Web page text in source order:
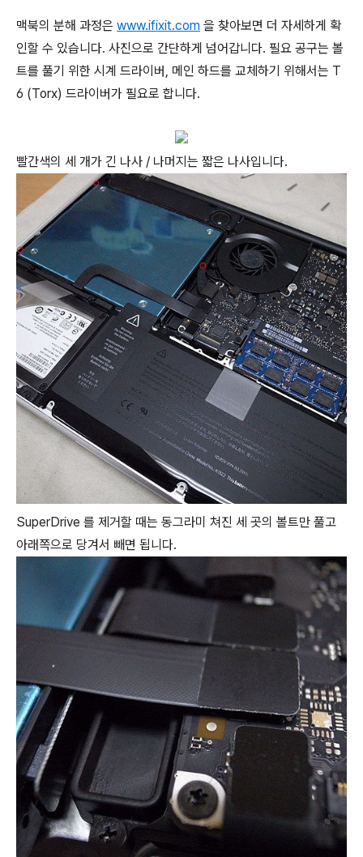
맥북의 분해 과정은 www.ifixit.com 을 찾아보면 더 자세하게 확
인할 수 있습니다. 사진으로 간단하게 넘어갑니다. 필요 공구는 볼
트를 풀기 위한 시계 드라이버, 메인 하드를 교체하기 위해서는 T
6 (Torx) 드라이버가 필요로 합니다.
빨간색의 세 개가 긴 나사 / 나머지는 짧은 나사입니다.
SuperDrive 를 제거할 때는 동그라미 쳐진 세 곳의 볼트만 풀고
아래쪽으로 당겨서 빼면 됩니다.